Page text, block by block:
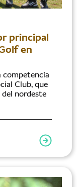
principal
en
competencia
Club, que
del nordeste